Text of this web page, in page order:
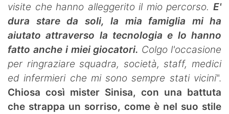
visite che hanno alleggerito il mio percorso. E'
dura stare da soli, la mia famiglia mi ha
aiutato attraverso la tecnologia e lo hanno
fatto anche i miei giocatori. Colgo l'occasione
per ringraziare squadra, società, staff, medici
ed infermieri che mi sono sempre stati vicini".
Chiosa così mister Sinisa, con una battuta
che strappa un sorriso, come è nel suo stile